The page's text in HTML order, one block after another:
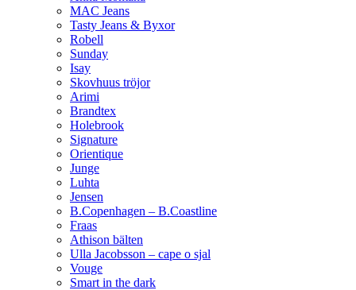
MAC Jeans
Tasty Jeans & Byxor
Robell
Sunday
Isay
Skovhuus tröjor
Arimi
Brandtex
Holebrook
Signature
Orientique
Junge
Luhta
Jensen
B.Copenhagen – B.Coastline
Fraas
Athison bälten
Ulla Jacobsson – cape o sjal
Vouge
Smart in the dark